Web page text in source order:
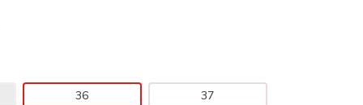
36 37